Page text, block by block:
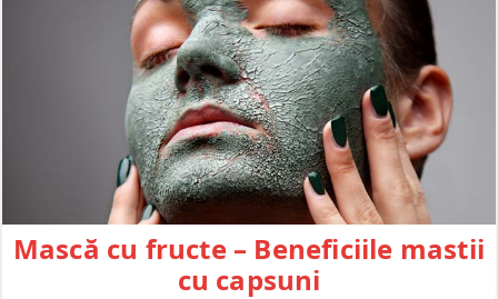
Mască cu fructe – Beneficiile mastii
cu capsuni